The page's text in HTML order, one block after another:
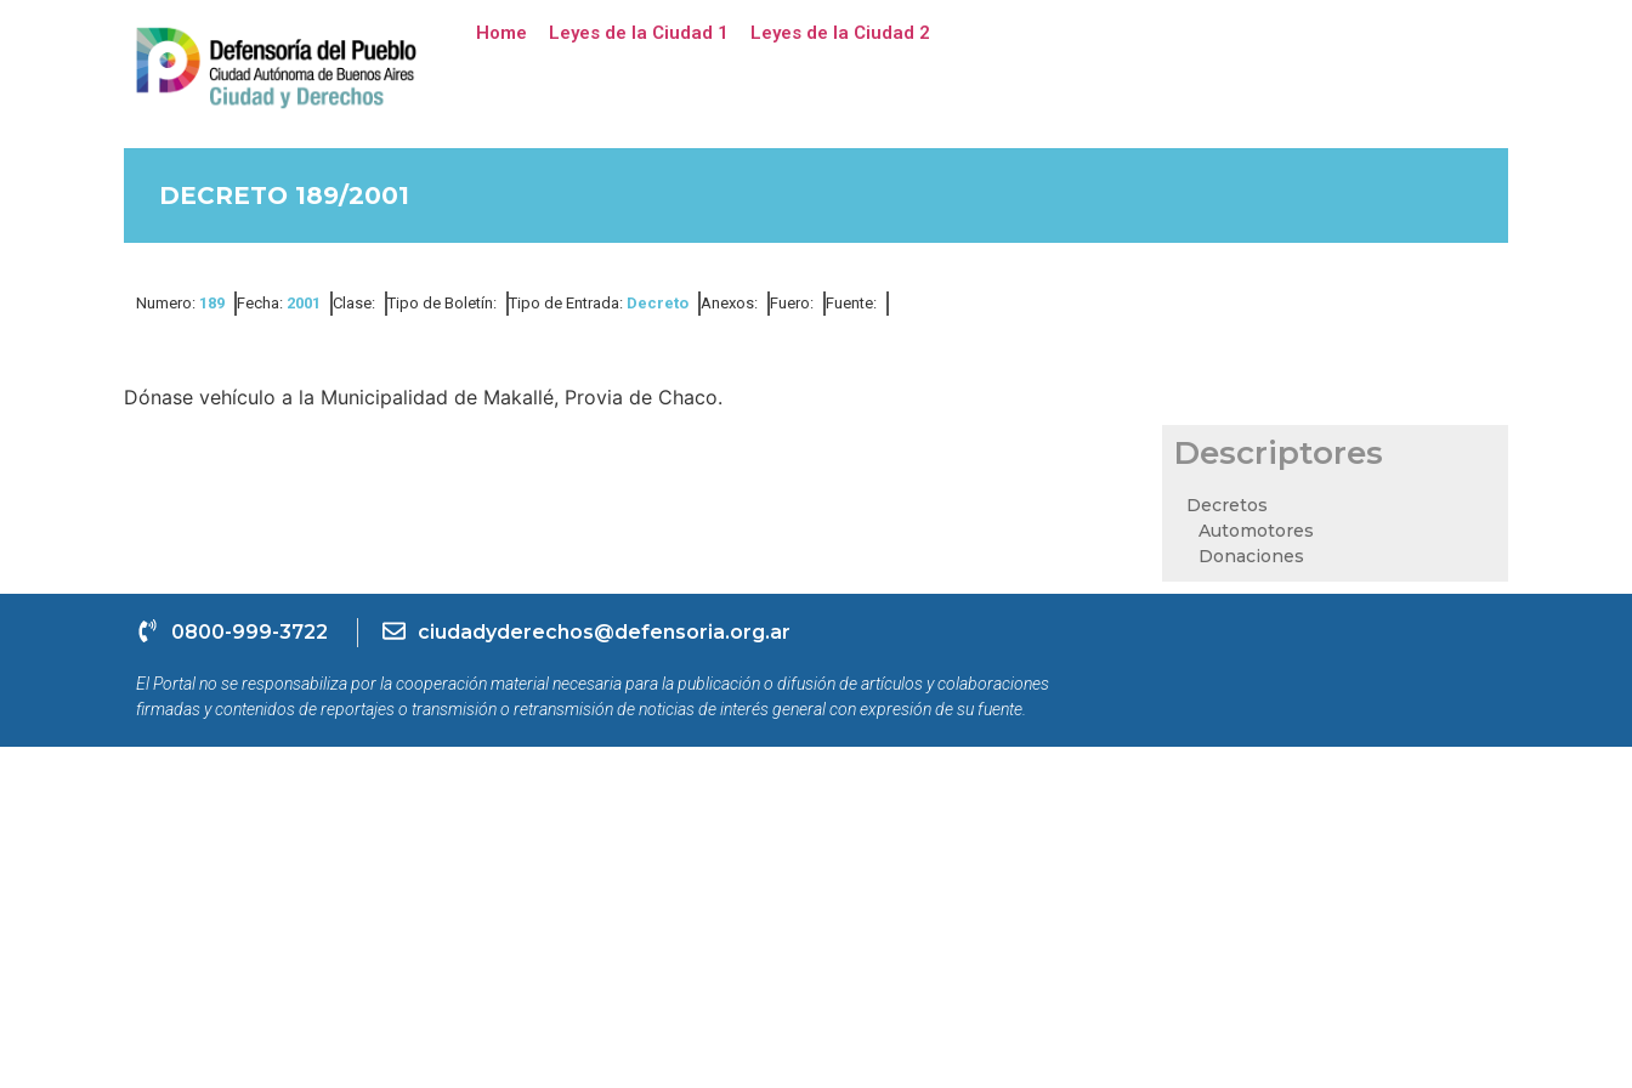
Home Leyes de la Ciudad 1 Leyes de la Ciudad 2
DECRETO 189/2001
Numero: 189 Fecha: 2001 Clase: Tipo de Boletín: Tipo de Entrada: Decreto Anexos: Fuero: Fuente:
Dónase vehículo a la Municipalidad de Makallé, Provia de Chaco.
Descriptores
Decretos
Automotores
Donaciones
0800-999-3722 ciudadyderechos@defensoria.org.ar
El Portal no se responsabiliza por la cooperación material necesaria para la publicación o difusión de artículos y colaboraciones
firmadas y contenidos de reportajes o transmisión o retransmisión de noticias de interés general con expresión de su fuente.